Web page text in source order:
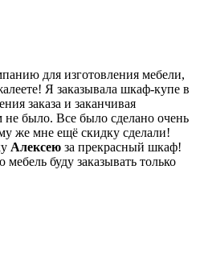
для изготовления мебели,
Я заказывала шкаф-купе в
заказа и заканчивая
было. Все было сделано очень
же мне ещё скидку сделали!
Алексею за прекрасный шкаф!
буду заказывать только